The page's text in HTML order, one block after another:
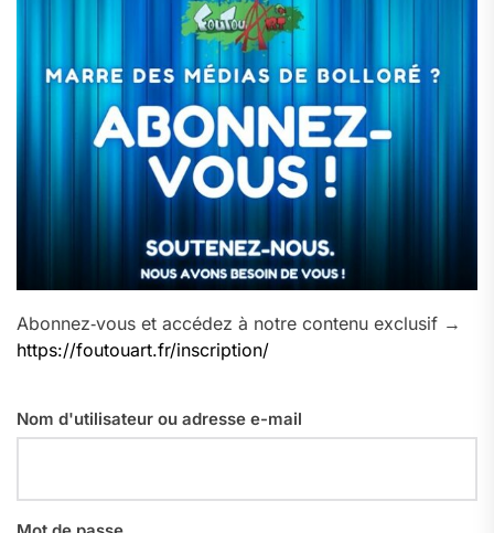
Abonnez‑vous et accédez à notre contenu exclusif →
https://foutouart.fr/inscription/
Nom d'utilisateur ou adresse e-mail